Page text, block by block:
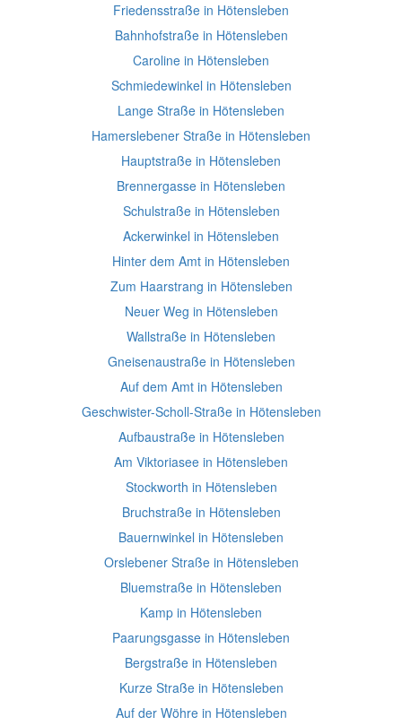
Friedensstraße in Hötensleben
Bahnhofstraße in Hötensleben
Caroline in Hötensleben
Schmiedewinkel in Hötensleben
Lange Straße in Hötensleben
Hamerslebener Straße in Hötensleben
Hauptstraße in Hötensleben
Brennergasse in Hötensleben
Schulstraße in Hötensleben
Ackerwinkel in Hötensleben
Hinter dem Amt in Hötensleben
Zum Haarstrang in Hötensleben
Neuer Weg in Hötensleben
Wallstraße in Hötensleben
Gneisenaustraße in Hötensleben
Auf dem Amt in Hötensleben
Geschwister-Scholl-Straße in Hötensleben
Aufbaustraße in Hötensleben
Am Viktoriasee in Hötensleben
Stockworth in Hötensleben
Bruchstraße in Hötensleben
Bauernwinkel in Hötensleben
Orslebener Straße in Hötensleben
Bluemstraße in Hötensleben
Kamp in Hötensleben
Paarungsgasse in Hötensleben
Bergstraße in Hötensleben
Kurze Straße in Hötensleben
Auf der Wöhre in Hötensleben